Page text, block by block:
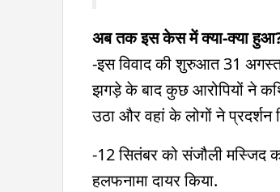
अब तक इस केस में क्या-क्या
-इस विवाद की शुरुआत 31 अगस्त
झगड़े के बाद कुछ आरोपियों ने
उठा और वहां के लोगों ने प्रदर्शन
-12 सितंबर को संजौली मस्जिद
हलफनामा दायर किया.